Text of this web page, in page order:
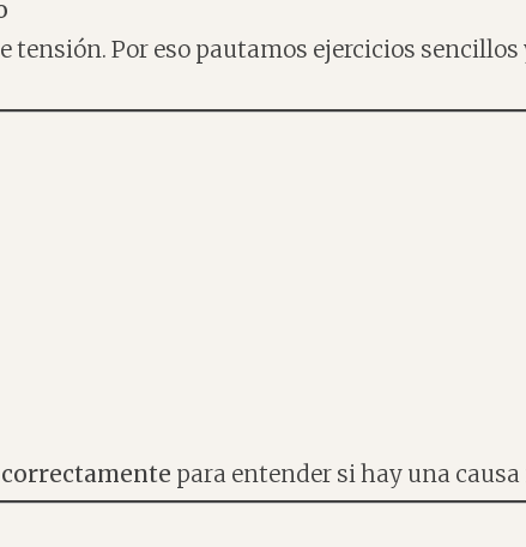
tensión. Por eso pautamos ejercicios
para entender si hay una